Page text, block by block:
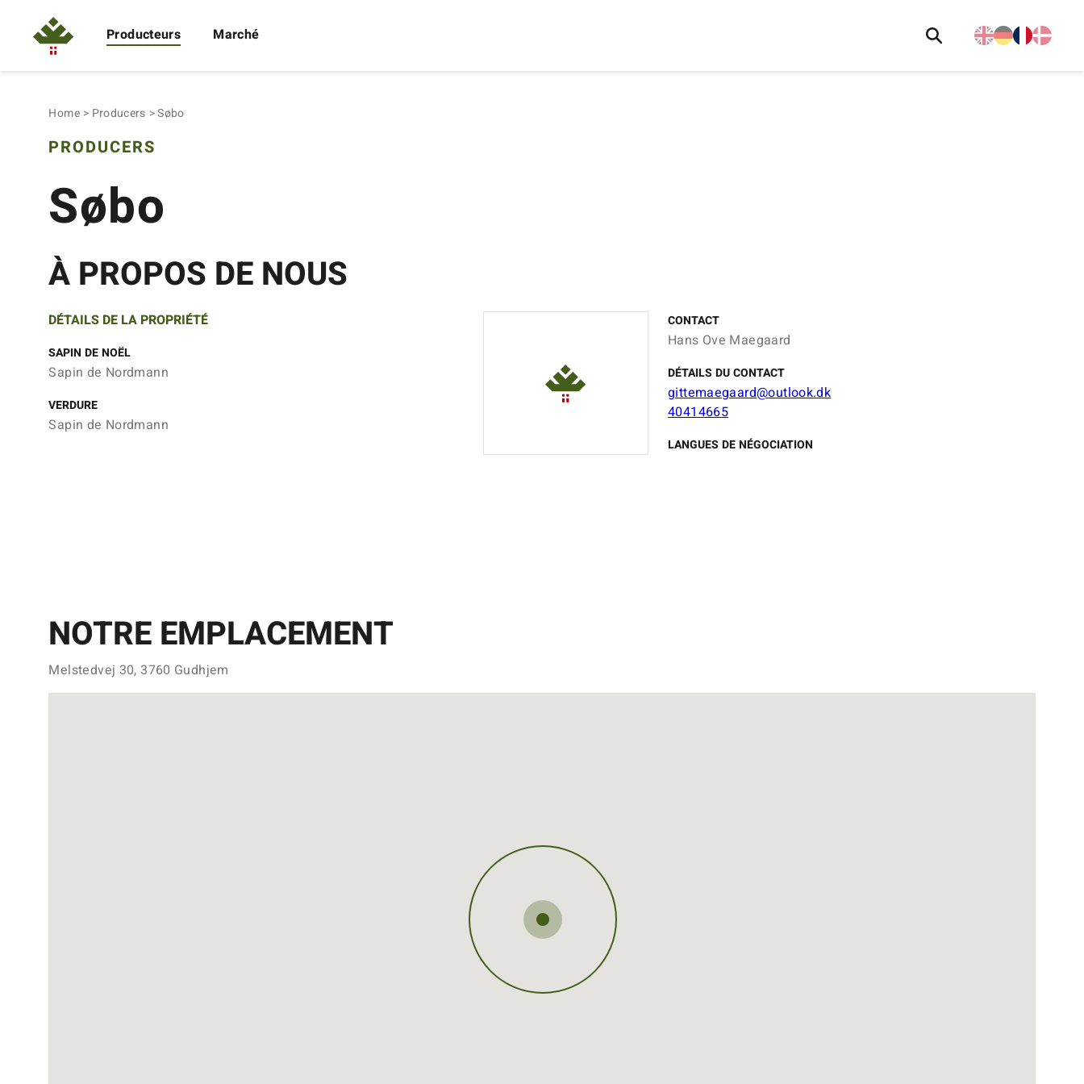
Producteurs Marché
Home Producers Søbo
PRODUCERS
Søbo
À PROPOS DE NOUS
DÉTAILS DE LA PROPRIÉTÉ
SAPIN DE NOËL
Sapin de Nordmann
VERDURE
Sapin de Nordmann
CONTACT
Hans Ove Maegaard
DÉTAILS DU CONTACT
gittemaegaard@outlook.dk
40414665
LANGUES DE NÉGOCIATION
NOTRE EMPLACEMENT
Melstedvej 30, 3760 Gudhjem